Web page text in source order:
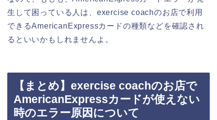
生して困っている人は、exercise coachのお店で利用
できるAmericanExpressカードの種類などを確認され
るといいかもしれませんよ。
【まとめ】exercise coachのお店で
AmericanExpressカードが使えない
時のエラー原因について